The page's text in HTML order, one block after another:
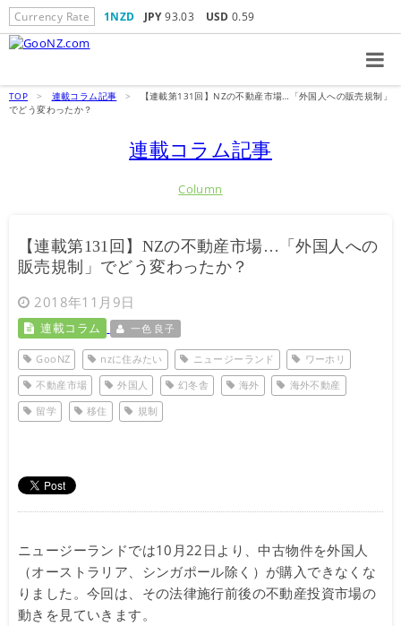
Currency Rate 1NZD JPY93.03 USD 0.59
TOP > 連載コラム記事 >
【連載第131回】NZの不動産市場…「外国人への販売規制」
でどう変わったか？
連載コラム記事
Column
【連載第131回】NZの不動産市場…「外国人への
販売規制」でどう変わったか？
2018年11月9日
連載コラム 一色 良子
GooNZ nzに住みたい ニュージーランド
ワーホリ
不動産市場
外国人 幻冬舎 海外
海外不動産
留学
移住 規制
ニュージーランドでは10月22日より、中古物件を外国人
（オーストラリア、シンガポール除く）が購入できなくな
りました。今回は、その法律施行前後の不動産投資市場の
動きを見ていきます。